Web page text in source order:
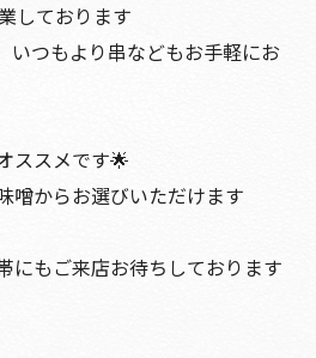
しております
いつもより串などもお手軽にお
ススメです🌟
からお選びいただけます
にもご来店お待ちしております